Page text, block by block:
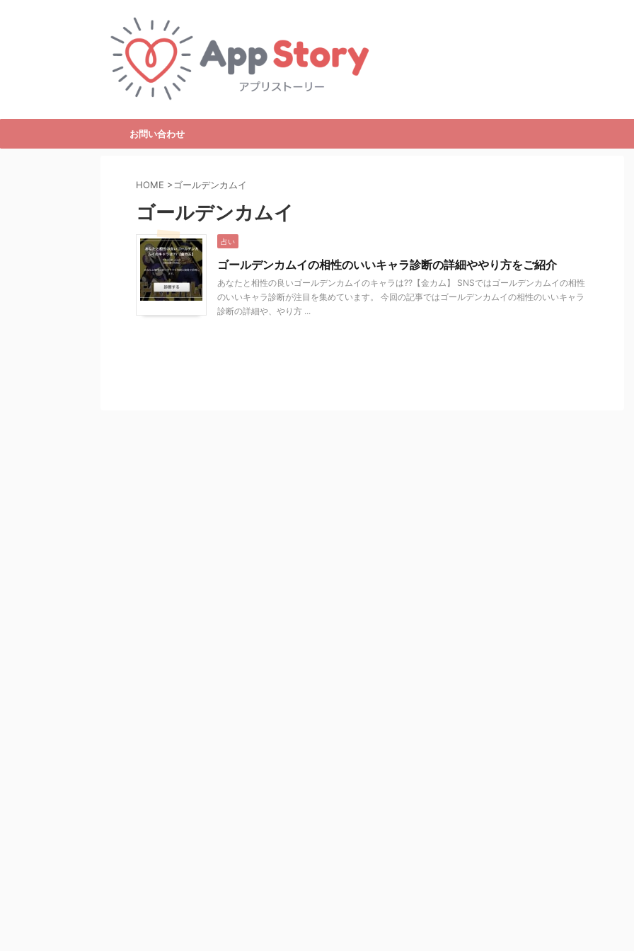
お問い合わせ
HOME >ゴールデンカムイ
ゴールデンカムイ
占い
ゴールデンカムイの相性のいいキャラ診断の詳細ややり方をご紹介
あなたと相性の良いゴールデンカムイのキャラは??【金カム】 SNSではゴールデンカムイの相性
のいいキャラ診断が注目を集めています。 今回の記事ではゴールデンカムイの相性のいいキャラ
診断の詳細や、やり方 ...